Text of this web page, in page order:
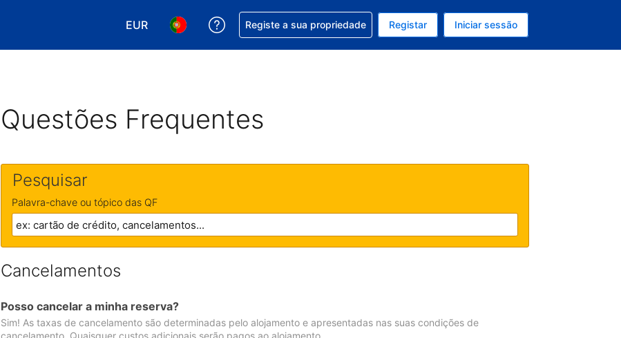
EUR
Escolha a sua moeda. A sua moeda atual é EUR
Escolha o seu idioma. O seu idioma atual é Português
Obtenha ajuda com a sua reserva
Registe a sua propriedade Registar Iniciar sessão
Questões Frequentes
Pesquisar
Palavra-chave ou tópico das QF
Cancelamentos
Posso cancelar a minha reserva?
Sim! As taxas de cancelamento são determinadas pelo alojamento e apresentadas nas suas condições de
cancelamento. Quaisquer custos adicionais serão pagos ao alojamento.